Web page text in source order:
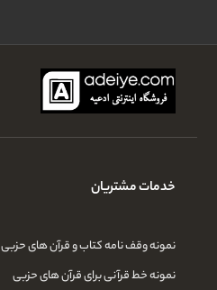
خدمات مشتریان
نمونه وقف نامه کتاب و قرآن های حزبی
نمونه خط قرآنی برای قرآن های حزبی